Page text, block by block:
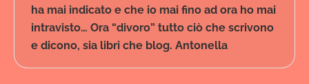
ha mai indicato e che io mai fino ad ora ho mai
intravisto… Ora “divoro” tutto ciò che scrivono
e dicono, sia libri che blog. Antonella